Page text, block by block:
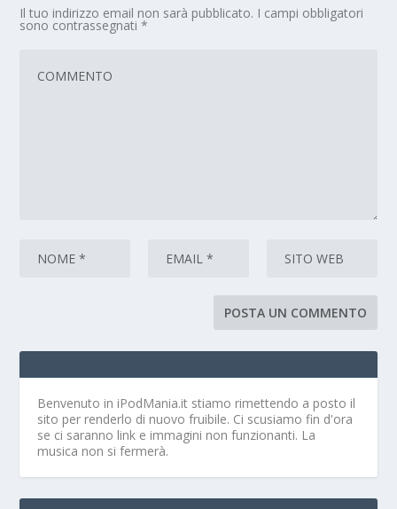
Il tuo indirizzo email non sarà pubblicato. I campi obbligatori
sono contrassegnati*
Benvenuto in iPodMania.it stiamo rimettendo a posto il
sito per renderlo di nuovo fruibile. Ci scusiamo fin d'ora
se ci saranno link e immagini non funzionanti. La
musica non si fermerà.